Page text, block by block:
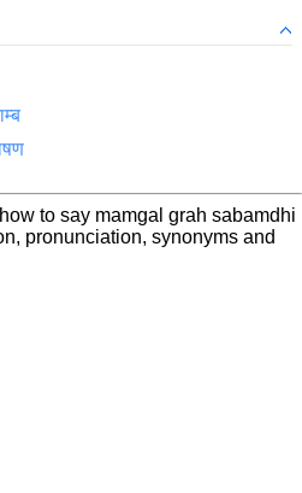
to say mamgal grah sabamdhi
pronunciation, synonyms and